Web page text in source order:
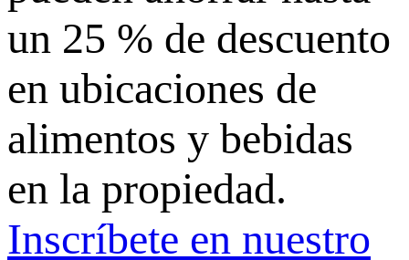
un 25 % de descuento
en ubicaciones de
alimentos y bebidas
en la propiedad.
Inscríbete en nuestro